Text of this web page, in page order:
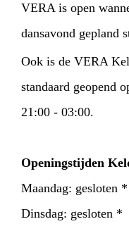
VERA is open
dansavond gepland
Ook is de VERA
standaard geopend
21:00 - 03:00.
Openingstijden
Maandag: gesloten *
Dinsdag: gesloten *